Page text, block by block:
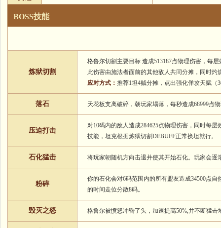
BOSS技能
炼狱切割
格鲁尔切割主要目标 造成513187点物理伤害，每
此伤害由施法者面前的其他敌人共同分摊，同时灼
应对方式： 推荐1坦4贼分摊，点出强化佯攻天赋（
落石 天花板支离破碎，朝玩家塌落，每秒造成68999点
压迫打击
对10码内的敌人造成284625点物理伤害，同时每
技能，坦克根据炼狱切割DEBUFF正常换坦就行。
石化猛击 将玩家朝随机方向击退并使其开始石化。玩家会逐
粉碎
你的石化会对6码范围内的所有盟友造成34500点
的时间走位分散8码。
毁灭之怒 格鲁尔被愤怒冲昏了头，加速提高50%,并不断猛击